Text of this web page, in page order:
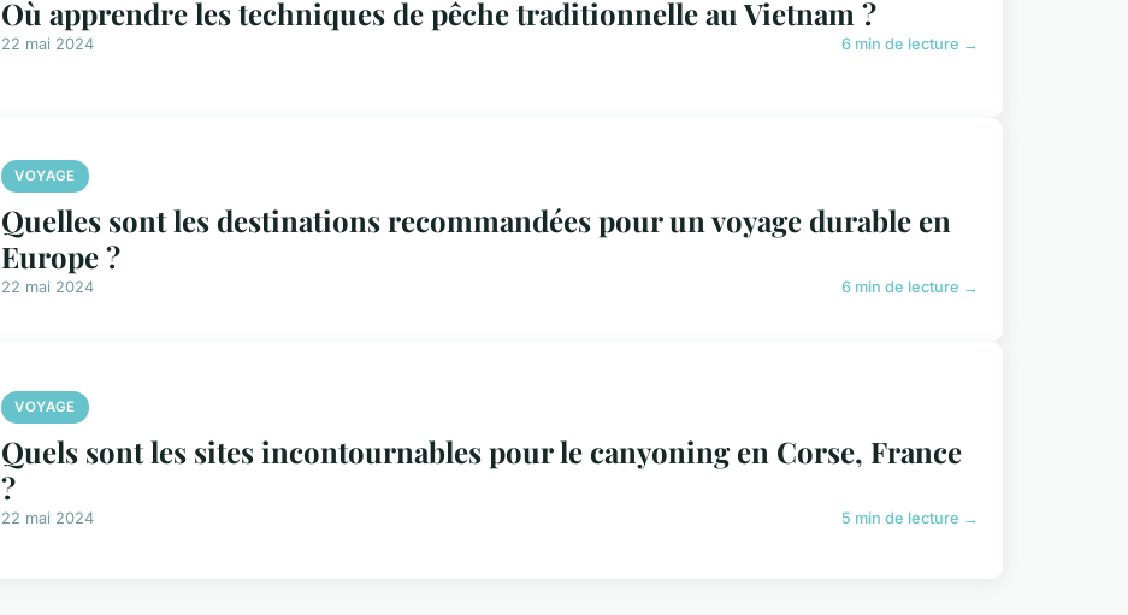
Où apprendre les techniques de pêche traditionnelle au Vietnam ?
22 mai 2024 6 min de lecture →
VOYAGE
Quelles sont les destinations recommandées pour un voyage durable en
Europe ?
22 mai 2024 6 min de lecture →
VOYAGE
Quels sont les sites incontournables pour le canyoning en Corse, France
?
22 mai 2024 5 min de lecture →